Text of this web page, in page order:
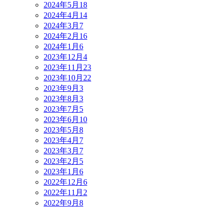
2024年5月 18
2024年4月 14
2024年3月 7
2024年2月 16
2024年1月 6
2023年12月 4
2023年11月 23
2023年10月 22
2023年9月 3
2023年8月 3
2023年7月 5
2023年6月 10
2023年5月 8
2023年4月 7
2023年3月 7
2023年2月 5
2023年1月 6
2022年12月 6
2022年11月 2
2022年9月 8